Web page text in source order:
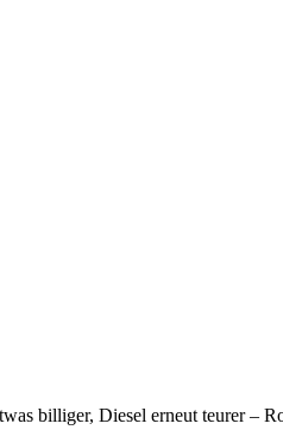
billiger, Diesel erneut teurer –